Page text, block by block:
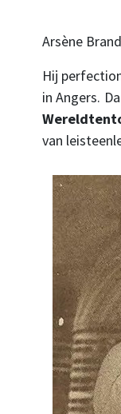
Arsène
Hij
in Angers.
van